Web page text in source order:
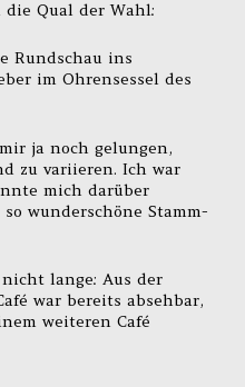
Qual der Wahl:
Rundschau ins
im Ohrensessel des
ja noch gelungen,
zu variieren. Ich war
mich darüber
wunderschöne Stamm-
lange: Aus der
war bereits absehbar,
weiteren Café